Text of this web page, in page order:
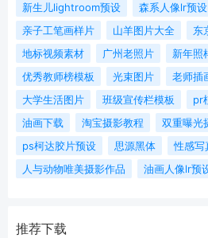
新生儿lightroom预设
森系人像lr预设
亲子工笔画样片
山羊图片大全
东
地标视频素材
广州老照片 新年照
优秀教师榜模板
光束图片 老师插
大学生活图片
班级宣传栏模板 pr
油画下载
淘宝摄影教程
双重曝光
ps柯达胶片预设
思源黑体
性感写
人与动物唯美摄影作品
油画人像lr预
推荐下载